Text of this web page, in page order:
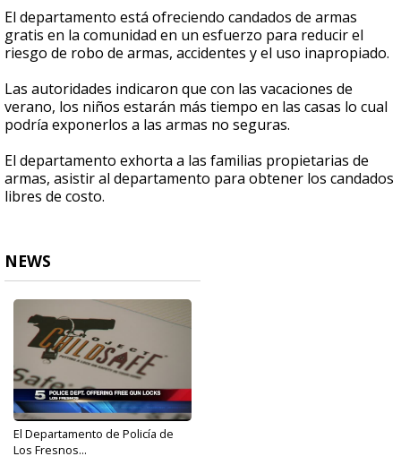
El departamento está ofreciendo candados de armas
gratis en la comunidad en un esfuerzo para reducir el
riesgo de robo de armas, accidentes y el uso inapropiado.
Las autoridades indicaron que con las vacaciones de
verano, los niños estarán más tiempo en las casas lo cual
podría exponerlos a las armas no seguras.
El departamento exhorta a las familias propietarias de
armas, asistir al departamento para obtener los candados
libres de costo.
NEWS
El Departamento de Policía de
Los Fresnos...